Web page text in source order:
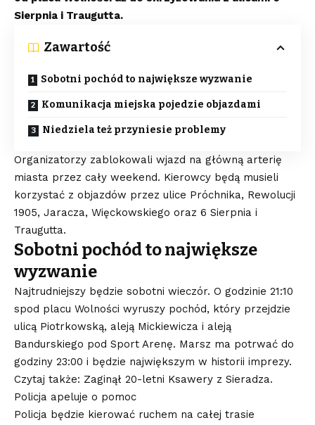
Sierpnia i Traugutta.
Zawartość
Sobotni pochód to największe wyzwanie
Komunikacja miejska pojedzie objazdami
Niedziela też przyniesie problemy
Organizatorzy zablokowali wjazd na główną arterię
miasta przez cały weekend. Kierowcy będą musieli
korzystać z objazdów przez ulice Próchnika, Rewolucji
1905, Jaracza, Więckowskiego oraz 6 Sierpnia i
Traugutta.
Sobotni pochód to największe
wyzwanie
Najtrudniejszy będzie sobotni wieczór. O godzinie 21:10
spod placu Wolności wyruszy pochód, który przejdzie
ulicą Piotrkowską, aleją Mickiewicza i aleją
Bandurskiego pod Sport Arenę. Marsz ma potrwać do
godziny 23:00 i będzie największym w historii imprezy.
Czytaj także: Zaginął 20-letni Ksawery z Sieradza.
Policja apeluje o pomoc
Policja będzie kierować ruchem na całej trasie